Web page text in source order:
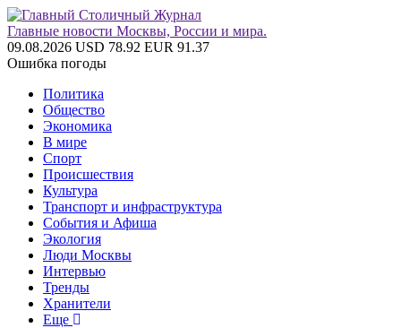
Главные новости Москвы, России и мира.
09.08.2026 USD 78.92 EUR 91.37
Ошибка погоды
Политика
Общество
Экономика
В мире
Спорт
Происшествия
Культура
Транспорт и инфраструктура
События и Афиша
Экология
Люди Москвы
Интервью
Тренды
Хранители
Еще